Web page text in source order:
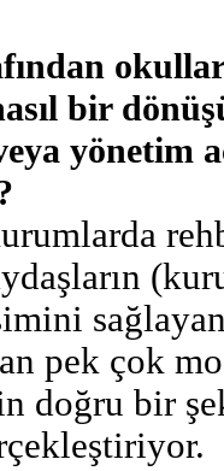
bir
yönetim
pek çok
doğru bir